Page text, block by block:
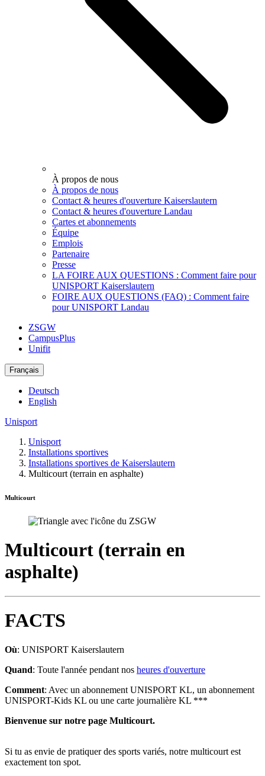
À propos de nous
À propos de nous
Contact & heures d'ouverture Kaiserslautern
Contact & heures d'ouverture Landau
Cartes et abonnements
Équipe
Emplois
Partenaire
Presse
LA FOIRE AUX QUESTIONS : Comment faire pour
UNISPORT Kaiserslautern
FOIRE AUX QUESTIONS (FAQ) : Comment faire
pour UNISPORT Landau
ZSGW
CampusPlus
Unifit
Français
Deutsch
English
Unisport
Unisport
Installations sportives
Installations sportives de Kaiserslautern
Multicourt (terrain en asphalte)
Multicourt
Multicourt (terrain en
asphalte)
FACTS
Où: UNISPORT Kaiserslautern
Quand: Toute l'année pendant nos heures d'ouverture
Comment: Avec un abonnement UNISPORT KL, un abonnement
UNISPORT-Kids KL ou une carte journalière KL ***
Bienvenue sur notre page Multicourt.
Si tu as envie de pratiquer des sports variés, notre multicourt est
exactement ton spot.